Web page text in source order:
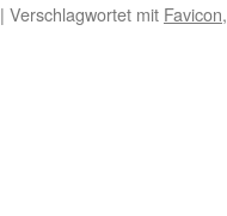
| Verschlagwortet mit Favicon